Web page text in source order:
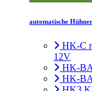
automatische
HK-C
12V
HK-
HK-